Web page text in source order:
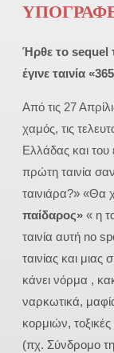
Ήρθε το sequel
έγινε ταινία
Από τις 27
χαμός, τις
Ελλάδας και
πρώτη ταινία
ταινιάρα?» «Θα
παίδαρος» « η
ταινία αυτή no
ταινίας και
κάνει νόρμα ,
ναρκωτικά,
κορμιών,
(πχ. Σύνδρομο